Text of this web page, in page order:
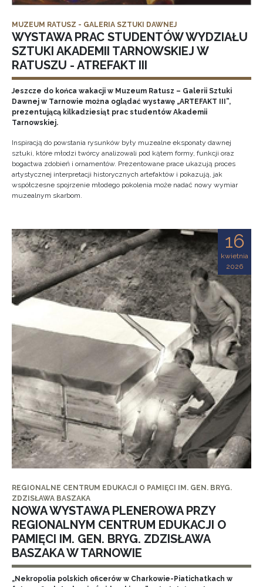
MUZEUM RATUSZ - GALERIA SZTUKI DAWNEJ
WYSTAWA PRAC STUDENTÓW WYDZIAŁU
SZTUKI AKADEMII TARNOWSKIEJ W
RATUSZU - ATREFAKT III
Jeszcze do końca wakacji w Muzeum Ratusz – Galerii Sztuki
Dawnej w Tarnowie można oglądać wystawę „ARTEFAKT III”,
prezentującą kilkadziesiąt prac studentów Akademii
Tarnowskiej.
Inspiracją do powstania rysunków były muzealne eksponaty dawnej
sztuki, które młodzi twórcy analizowali pod kątem formy, funkcji oraz
bogactwa zdobień i ornamentów. Prezentowane prace ukazują proces
artystycznej interpretacji historycznych artefaktów i pokazują, jak
współczesne spojrzenie młodego pokolenia może nadać nowy wymiar
muzealnym skarbom.
16
kwietnia
2026
REGIONALNE CENTRUM EDUKACJI O PAMIĘCI IM. GEN. BRYG.
ZDZISŁAWA BASZAKA
NOWA WYSTAWA PLENEROWA PRZY
REGIONALNYM CENTRUM EDUKACJI O
PAMIĘCI IM. GEN. BRYG. ZDZISŁAWA
BASZAKA W TARNOWIE
„Nekropolia polskich oficerów w Charkowie-Piatichatkach w